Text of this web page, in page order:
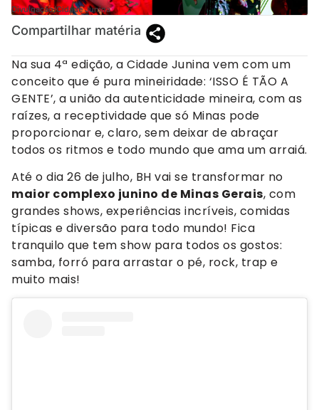
Divulgação/Cidade Junina
Compartilhar matéria
Na sua 4ª edição, a Cidade Junina vem com um
conceito que é pura mineiridade: ‘ISSO É TÃO A
GENTE’, a união da autenticidade mineira, com as
raízes, a receptividade que só Minas pode
proporcionar e, claro, sem deixar de abraçar
todos os ritmos e todo mundo que ama um arraiá.
Até o dia 26 de julho, BH vai se transformar no
maior complexo junino de Minas Gerais, com
grandes shows, experiências incríveis, comidas
típicas e diversão para todo mundo! Fica
tranquilo que tem show para todos os gostos:
samba, forró para arrastar o pé, rock, trap e
muito mais!